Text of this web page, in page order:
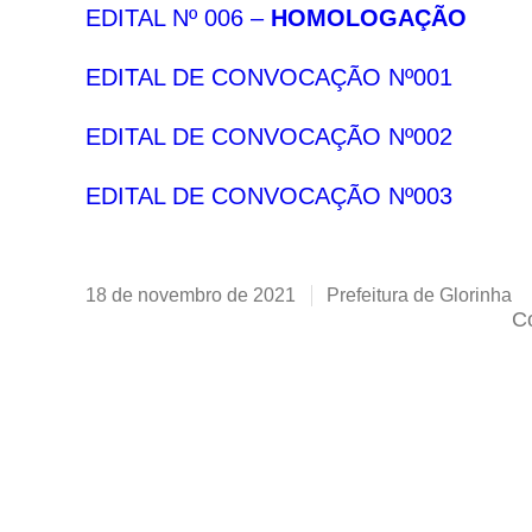
EDITAL Nº 006 – HOMOLOGAÇÃO
EDITAL DE CONVOCAÇÃO Nº001
EDITAL DE CONVOCAÇÃO Nº002
EDITAL DE CONVOCAÇÃO Nº003
18 de novembro de 2021 Prefeitura de Glorinha